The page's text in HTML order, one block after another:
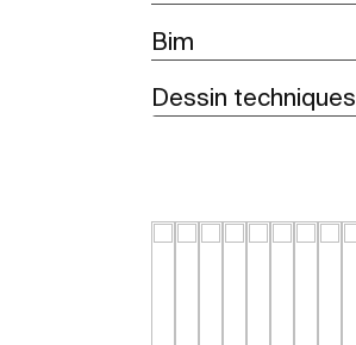
Bim
Dessin techniques